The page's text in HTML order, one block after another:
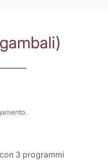
3 programmi